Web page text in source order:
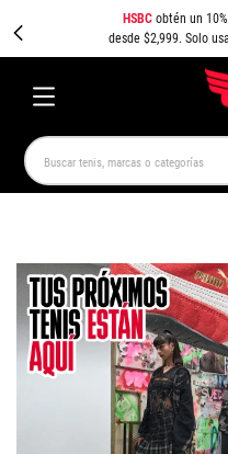
HSBCobtén un
desde $2,999. Solo
Buscar tenis, marcas o
SPEEDCAT JORDAN 1
CAMPUS AIR MAX